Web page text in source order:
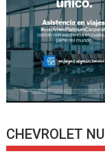
CHEVROLET